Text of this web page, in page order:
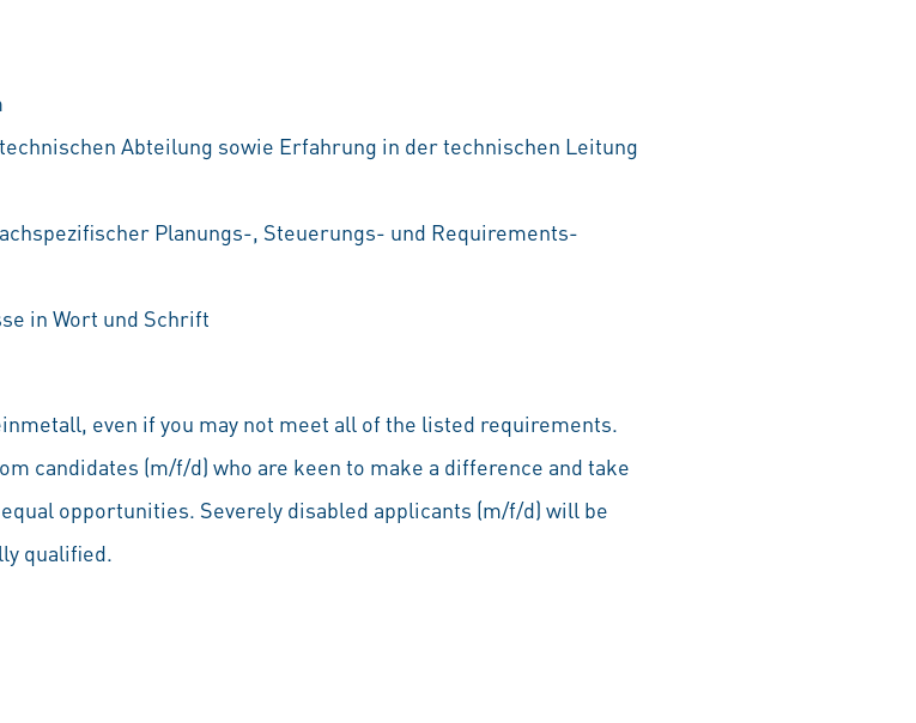
Abteilung sowie Erfahrung in der technischen Leitung
Planungs-, Steuerungs- und Requirements-
in Wort und Schrift
even if you may not meet all of the listed requirements.
candidates (m/f/d) who are keen to make a difference and take
opportunities. Severely disabled applicants (m/f/d) will be
qualified.